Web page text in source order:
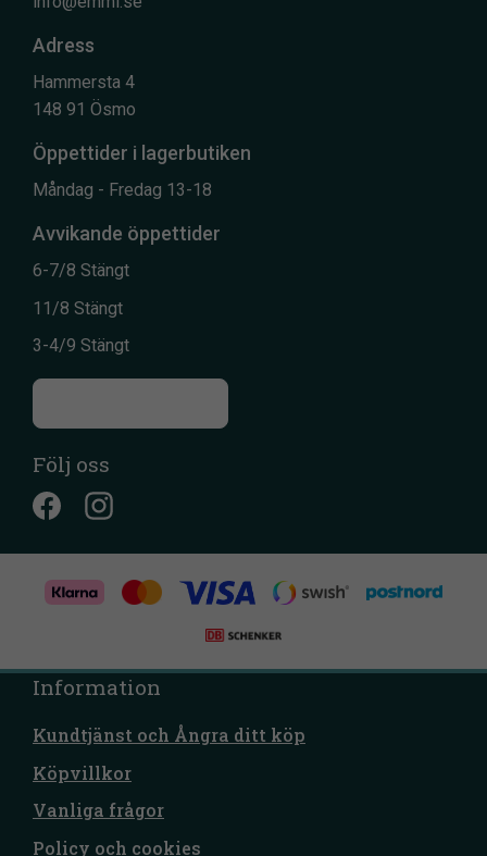
Adress
Hammersta 4
148 91 Ösmo
Öppettider i lagerbutiken
Måndag - Fredag 13-18
Avvikande öppettider
6-7/8 Stängt
11/8 Stängt
3-4/9 Stängt
Följ oss
Information
Kundtjänst och Ångra ditt köp
Köpvillkor
Vanliga frågor
Policy och cookies